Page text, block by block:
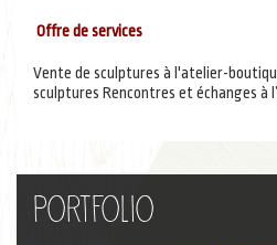
Offre de services
Vente de sculptures à l'atelier-
sculptures Rencontres et échanges à
Portfolio